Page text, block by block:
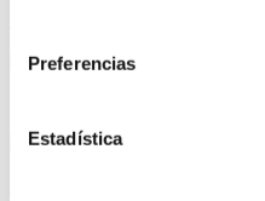
Preferencias
Estadística